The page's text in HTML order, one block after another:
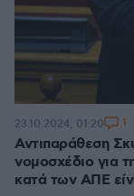
Αντιπαράθεση
νομοσχέδιο για
κατά των ΑΠΕ
23.10.2024, 01:20 1